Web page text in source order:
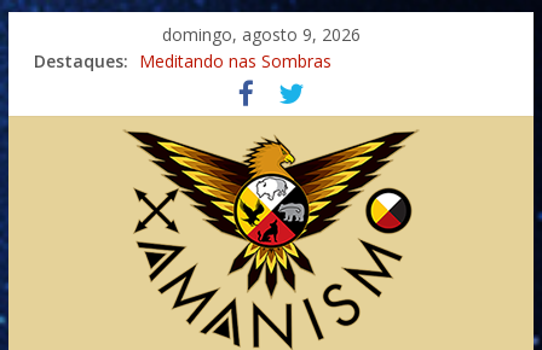
domingo, agosto 9, 2026
Destaques: Meditando nas Sombras
Autosuficiência: A Jornada do Espírito Ancestral
Xamanismo Universal
Totens – Caminho Espiritual – Crescimento
Imaginação na Cura